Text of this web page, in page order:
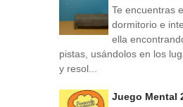
Te encuentras
dormitorio e
ella
pistas, usándolos en los
y resol...
Juego Mental